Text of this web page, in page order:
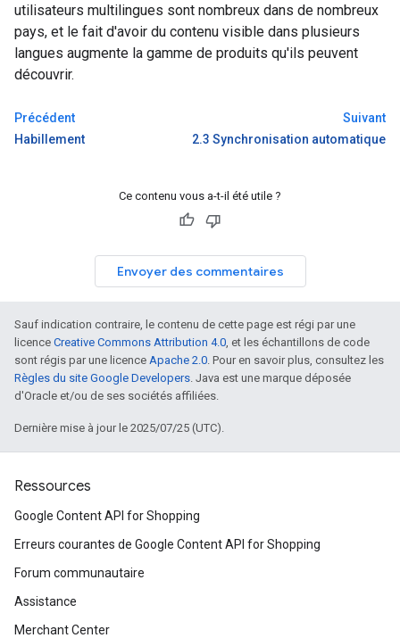
utilisateurs multilingues sont nombreux dans de nombreux
pays, et le fait d'avoir du contenu visible dans plusieurs
langues augmente la gamme de produits qu'ils peuvent
découvrir.
Précédent
Habillement
Suivant
2.3 Synchronisation automatique
Ce contenu vous a-t-il été utile ?
Envoyer des commentaires
Sauf indication contraire, le contenu de cette page est régi par une
licence Creative Commons Attribution 4.0 , et les échantillons de code
sont régis par une licence Apache 2.0 . Pour en savoir plus, consultez les
Règles du site Google Developers . Java est une marque déposée
d'Oracle et/ou de ses sociétés affiliées.
Dernière mise à jour le 2025/07/25 (UTC).
Ressources
Google Content API for Shopping
Erreurs courantes de Google Content API for Shopping
Forum communautaire
Assistance
Merchant Center